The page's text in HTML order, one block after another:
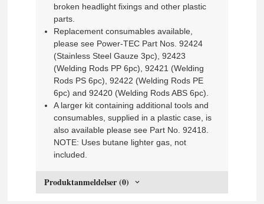
broken headlight fixings and other plastic
parts.
Replacement consumables available,
please see Power-TEC Part Nos. 92424
(Stainless Steel Gauze 3pc), 92423
(Welding Rods PP 6pc), 92421 (Welding
Rods PS 6pc), 92422 (Welding Rods PE
6pc) and 92420 (Welding Rods ABS 6pc).
A larger kit containing additional tools and
consumables, supplied in a plastic case, is
also available please see Part No. 92418.
NOTE: Uses butane lighter gas, not
included.
Produktanmeldelser (0)